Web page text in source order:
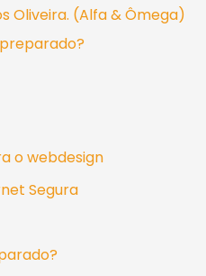
Oliveira. (Alfa & Ômega)
preparado?
o webdesign
Segura